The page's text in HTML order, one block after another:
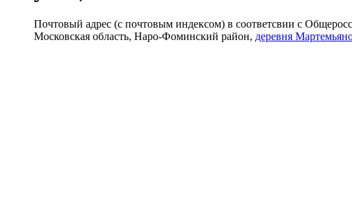
Почтовый адрес (с почтовым индексом) в соответсвии с
Московская область, Наро-Фоминский район, деревня